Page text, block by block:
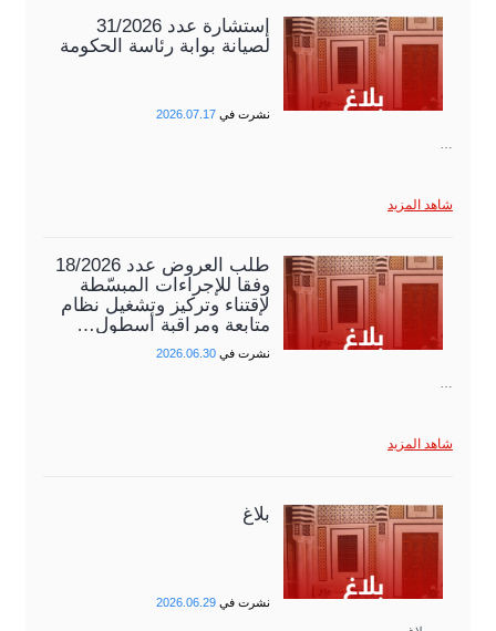
إستشارة عدد 31/2026
لصيانة بوابة رئاسة الحكومة
نشرت في 2026.07.17
…
شاهد المزيد
طلب العروض عدد 18/2026
وفقا للإجراءات المبسّطة
لإقتناء وتركيز وتشغيل نظام
متابعة ومراقبة أسطول…
نشرت في 2026.06.30
…
شاهد المزيد
بلاغ
نشرت في 2026.06.29